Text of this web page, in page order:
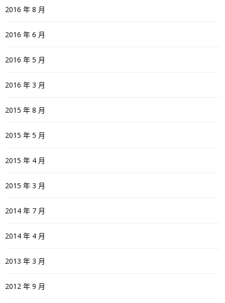
2016 年 8 月
2016 年 6 月
2016 年 5 月
2016 年 3 月
2015 年 8 月
2015 年 5 月
2015 年 4 月
2015 年 3 月
2014 年 7 月
2014 年 4 月
2013 年 3 月
2012 年 9 月